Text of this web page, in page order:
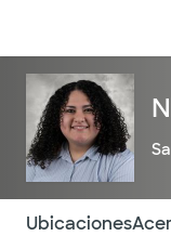
Utilice esta
Ubicaciones